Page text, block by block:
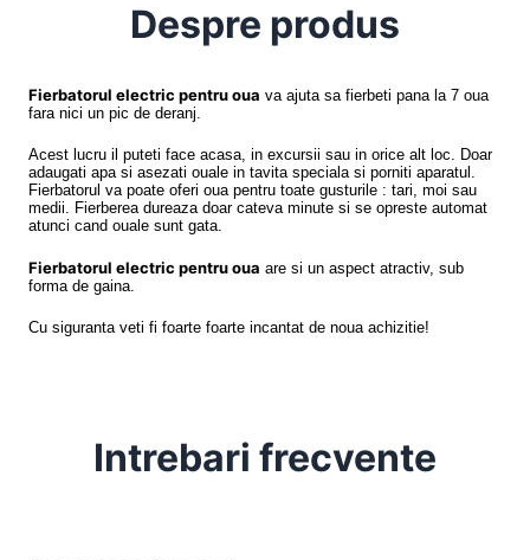
Despre produs
Fierbatorul electric pentru oua va ajuta sa fierbeti pana la 7 oua
fara nici un pic de deranj.
Acest lucru il puteti face acasa, in excursii sau in orice alt loc. Doar
adaugati apa si asezati ouale in tavita speciala si porniti aparatul.
Fierbatorul va poate oferi oua pentru toate gusturile : tari, moi sau
medii. Fierberea dureaza doar cateva minute si se opreste automat
atunci cand ouale sunt gata.
Fierbatorul electric pentru oua are si un aspect atractiv, sub
forma de gaina.
Cu siguranta veti fi foarte foarte incantat de noua achizitie!
Intrebari frecvente